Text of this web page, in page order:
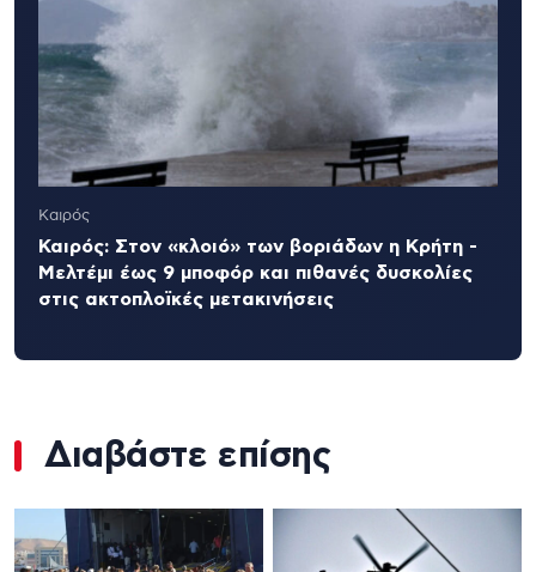
Καιρός
Καιρός: Στον «κλοιό» των βοριάδων η Κρήτη -
Μελτέμι έως 9 μποφόρ και πιθανές δυσκολίες
στις ακτοπλοϊκές μετακινήσεις
Διαβάστε επίσης